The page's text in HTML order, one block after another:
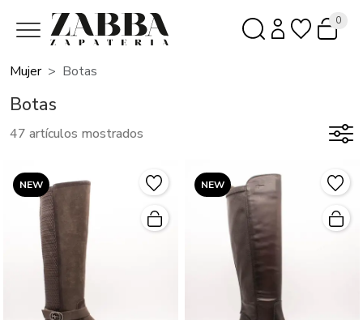
0
Mujer Botas
Botas
47 artículos mostrados
NEW NEW